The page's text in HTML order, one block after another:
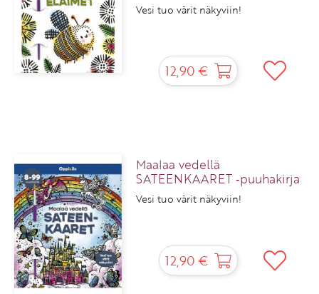
Vesi tuo värit näkyviin!
12,90 €
Maalaa vedellä
SATEENKAARET ‑puuhakirja
Vesi tuo värit näkyviin!
12,90 €